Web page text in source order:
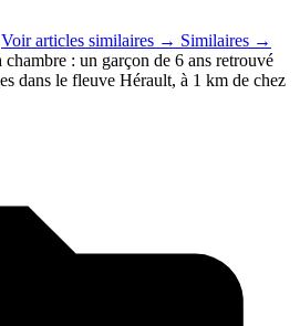
Voir articles similaires → Similaires →